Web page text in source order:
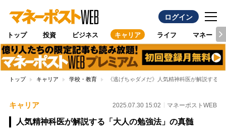
ログイン
トップ 投資 ビジネス キャリア ライフ マネー
トップ キャリア 学校・教育 《逃げちゃダメだ》人気精神科医が解説する
キャリア 2025.07.30 15:02 マネーポストWEB
人気精神科医が解説する「大人の勉強法」の真髄